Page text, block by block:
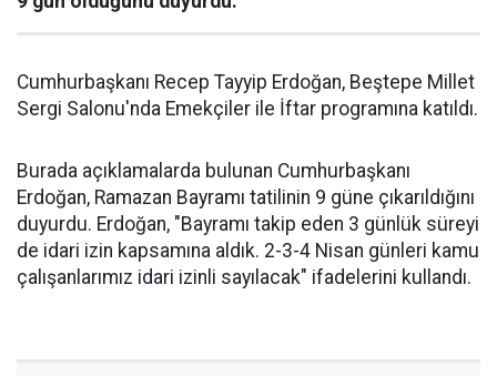
Cumhurbaşkanı Recep Tayyip Erdoğan, Beştepe Millet
Sergi Salonu'nda Emekçiler ile İftar programına katıldı.
Burada açıklamalarda bulunan Cumhurbaşkanı
Erdoğan, Ramazan Bayramı tatilinin 9 güne çıkarıldığını
duyurdu. Erdoğan, "Bayramı takip eden 3 günlük süreyi
de idari izin kapsamına aldık. 2-3-4 Nisan günleri kamu
çalışanlarımız idari izinli sayılacak" ifadelerini kullandı.